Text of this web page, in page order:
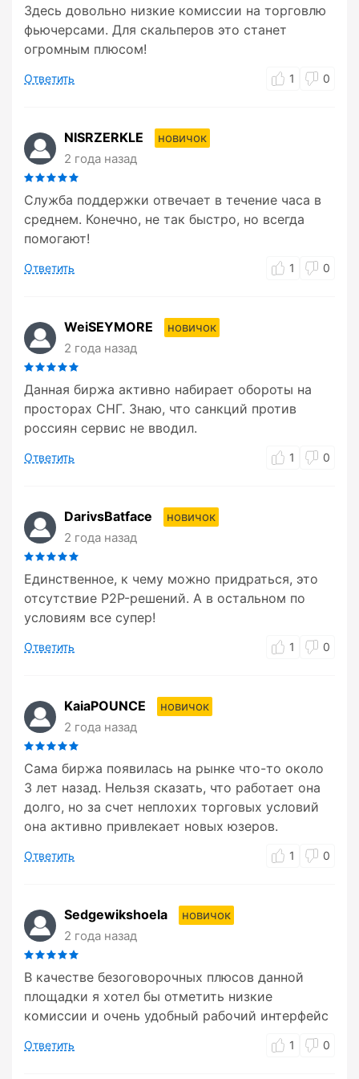
Здесь довольно низкие комиссии на торговлю
фьючерсами. Для скальперов это станет
огромным плюсом!
Ответить 1 0
NISRZERKLE
новичок
2 года назад
Служба поддержки отвечает в течение часа в
среднем. Конечно, не так быстро, но всегда
помогают!
Ответить 1 0
WeiSEYMORE
новичок
2 года назад
Данная биржа активно набирает обороты на
просторах СНГ. Знаю, что санкций против
россиян сервис не вводил.
Ответить 1 0
DarivsBatface
новичок
2 года назад
Единственное, к чему можно придраться, это
отсутствие P2P-решений. А в остальном по
условиям все супер!
Ответить 1 0
KaiaPOUNCE
новичок
2 года назад
Сама биржа появилась на рынке что-то около
3 лет назад. Нельзя сказать, что работает она
долго, но за счет неплохих торговых условий
она активно привлекает новых юзеров.
Ответить 1 0
Sedgewikshoela
новичок
2 года назад
В качестве безоговорочных плюсов данной
площадки я хотел бы отметить низкие
комиссии и очень удобный рабочий интерфейс
Ответить 1 0